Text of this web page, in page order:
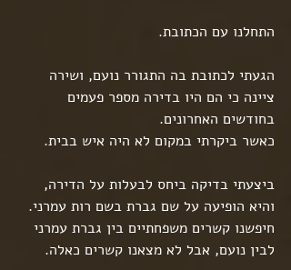
התחלנו עם הכתובת.
הגעתי לכתובת בה התגורר נועם, ושירה
ציינה כי הם היו בדירה מספר פעמים
בחודשים האחרונים.
כאשר ביקרתי במקום לא היה איש בבית.
ביצעתי בדיקה ביחס לבעלות על הדירה,
והיא הופיעה על שם גברת בשם רות עמרני.
חיפשנו קשרים משפחתיים בין גברת עמרני
לבין נועם, אבל לא מצאנו קשרים כאלה.